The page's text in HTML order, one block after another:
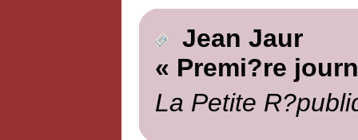
Jean Jaur
« Premi?re
La Petite